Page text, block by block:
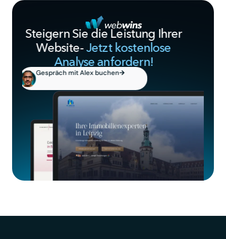
Steigern Sie die Leistung Ihrer
Website-Jetzt kostenlose
Analyse anfordern!
Gespräch mit Alex buchen